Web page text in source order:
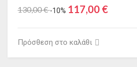
130,00 €-10% 117,00 €
Πρόσθεση στο καλάθι